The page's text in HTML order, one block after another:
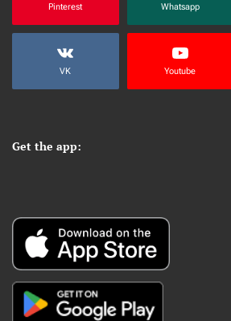
Pinterest Whatsapp
VK Youtube
Get the app: